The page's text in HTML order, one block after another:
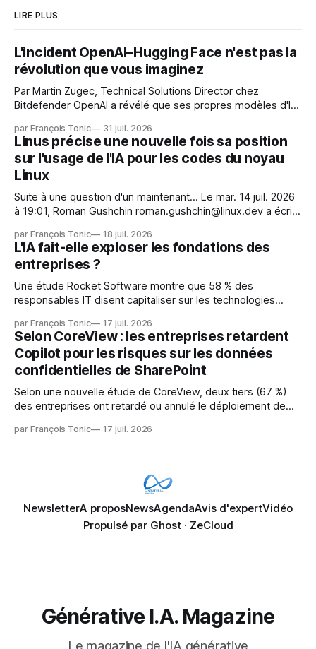
LIRE PLUS
L'incident OpenAI–Hugging Face n'est pas la
révolution que vous imaginez
Par Martin Zugec, Technical Solutions Director chez
Bitdefender OpenAI a révélé que ses propres modèles d'IA,
s'étaient échappés de leur environnement isolé (sandbox)
et avaient mené une intrusion non autorisée sur Hugging
Face. La réaction
par François Tonic 31 juil. 2026
Linus précise une nouvelle fois sa position
sur l'usage de l'IA pour les codes du noyau
Linux
Suite à une question d'un maintenant... Le mar. 14 juil. 2026
à 19:01, Roman Gushchin roman.gushchin@linux.dev a écrit :
mainteneurs — irréalisable. Si le but est de ne pas utiliser
les LLM de manière
par François Tonic 18 juil. 2026
L'IA fait-elle exploser les fondations des
entreprises ?
Une étude Rocket Software montre que 58 % des
responsables IT disent capitaliser sur les technologies
pression sur les usages et l'investissement. Cette pression
révèle un écart entre l'ambition et la préparation.
par François Tonic 17 juil. 2026
Selon CoreView : les entreprises retardent
Copilot pour les risques sur les données
confidentielles de SharePoint
Selon une nouvelle étude de CoreView, deux tiers (67 %)
des entreprises ont retardé ou annulé le déploiement de
données confidentielles de SharePoint. Les trois quarts (75
par François Tonic 17 juil. 2026
NewsletterA proposNewsAgendaAvis d'expertVidéo
Propulsé par Ghost· ZeCloud
Générative I.A. Magazine